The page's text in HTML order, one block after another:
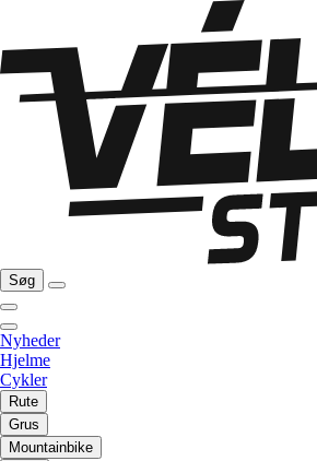
Søg
Nyheder
Hjelme
Cykler
Rute
Grus
Mountainbike